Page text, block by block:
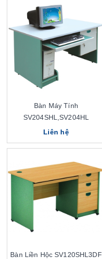
Bàn Máy Tính
SV204SHL,SV204HL
Liên hệ
Bàn Liền Hộc SV120SHL3DF